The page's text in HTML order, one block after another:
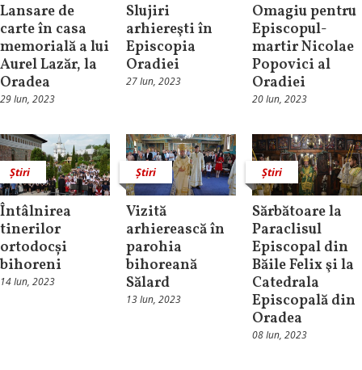
Lansare de
carte în casa
memorială a lui
Aurel Lazăr, la
Oradea
29 Iun, 2023
Slujiri
arhiereşti în
Episcopia
Oradiei
27 Iun, 2023
Omagiu pentru
Episcopul-
martir Nicolae
Popovici al
Oradiei
20 Iun, 2023
Știri
Întâlnirea
tinerilor
ortodocși
bihoreni
14 Iun, 2023
Știri
Vizită
arhierească în
parohia
bihoreană
Sălard
13 Iun, 2023
Știri
Sărbătoare la
Paraclisul
Episcopal din
Băile Felix şi la
Catedrala
Episcopală din
Oradea
08 Iun, 2023